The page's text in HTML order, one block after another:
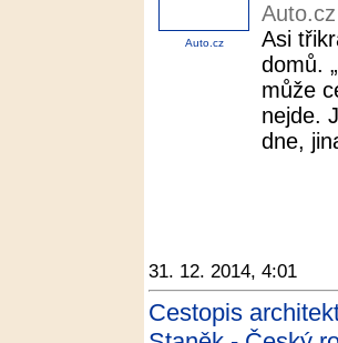
Auto.cz
Auto.cz
Asi
domů.
může
nejde.
dne,
31. 12. 2014, 4:01
Cestopis